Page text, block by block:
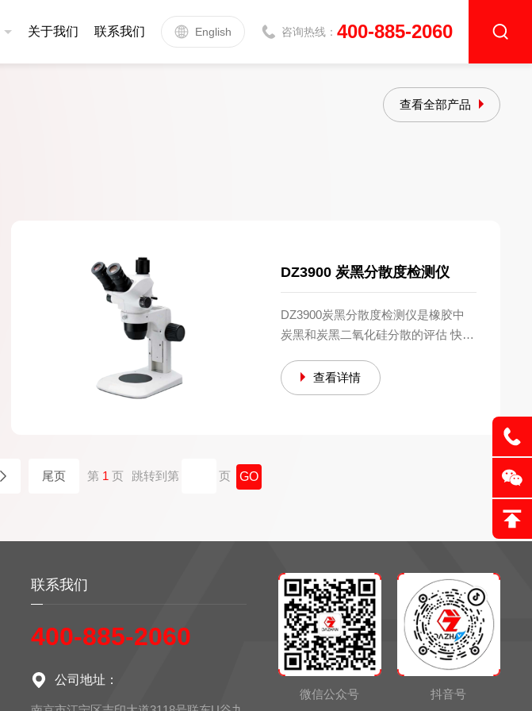
咨询热线： 400-885-2060
English
炭黑分散度检测仪
炭黑分散度检测仪DZ3600
炭黑分散度检测仪DZ3900
介电常数测试仪DZ5001
关于我们 联系我们
查看全部产品
DZ3900 炭黑分散度检测仪
DZ3900炭黑分散度检测仪是橡胶中
炭黑和炭黑二氧化硅分散的评估 快速
散度检测仪的价格、品牌和厂家等信
息，可咨询：400-885-2060。
查看详情
尾页 第 1 页 跳转到第 页
联系我们
400-885-2060
公司地址：
微信公众号 抖音号